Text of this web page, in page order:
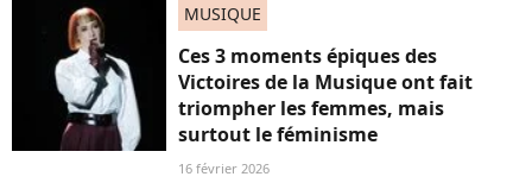
MUSIQUE
Ces 3 moments épiques des
Victoires de la Musique ont fait
triompher les femmes, mais
surtout le féminisme
16 février 2026